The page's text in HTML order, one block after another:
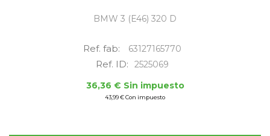
BMW 3 (E46) 320 D
Ref. fab: 63127165770
Ref. ID:
2525069
36,36 € Sin impuesto
43,99 € Con impuesto